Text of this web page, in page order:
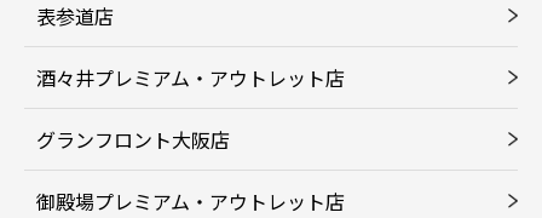
表参道店
酒々井プレミアム・アウトレット店
グランフロント大阪店
御殿場プレミアム・アウトレット店